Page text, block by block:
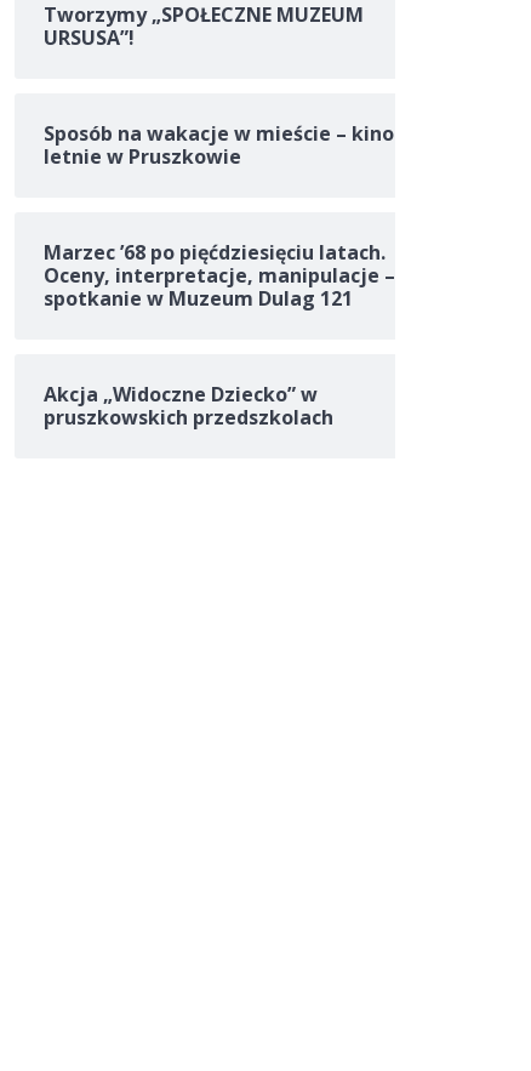
Tworzymy „SPOŁECZNE MUZEUM
URSUSA”!
Sposób na wakacje w mieście – kino
letnie w Pruszkowie
Marzec ’68 po pięćdziesięciu latach.
Oceny, interpretacje, manipulacje –
spotkanie w Muzeum Dulag 121
Akcja „Widoczne Dziecko” w
pruszkowskich przedszkolach